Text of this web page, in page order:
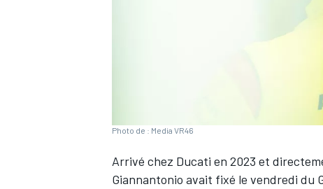
Photo de : Media VR46
Arrivé chez Ducati en 2023 et
Giannantonio avait fixé le vendredi du